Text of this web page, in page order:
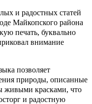
и радостных статей
Майкопского района
печать, буквально
внимание
позволяет
природы, описанные
живыми красками, что
и радостную